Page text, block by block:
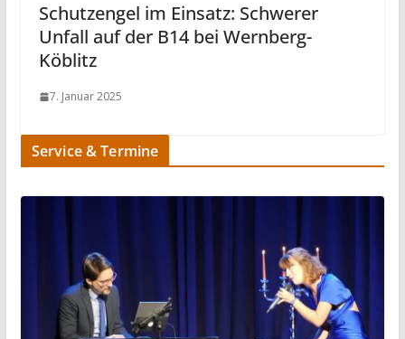
Schutzengel im Einsatz: Schwerer
Unfall auf der B14 bei Wernberg-
Köblitz
7. Januar 2025
Service & Termine